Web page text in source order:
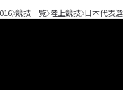
競技一覧 陸上競技 日本代表